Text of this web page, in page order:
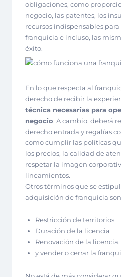
obligaciones, como
negocio, las patentes, los
recursos indispensables
franquicia e incluso, las
éxito.
En lo que respecta al
derecho de recibir la
técnica necesarias para
negocio. A cambio, deberá
derecho entrada y regalías
como cumplir las políticas
los precios, la calidad de
respetar la imagen
lineamientos.
Otros términos que se
adquisición de franquicia
Restricción de territorios
Duración de la licencia
Renovación de la licencia,
y vender o cerrar la